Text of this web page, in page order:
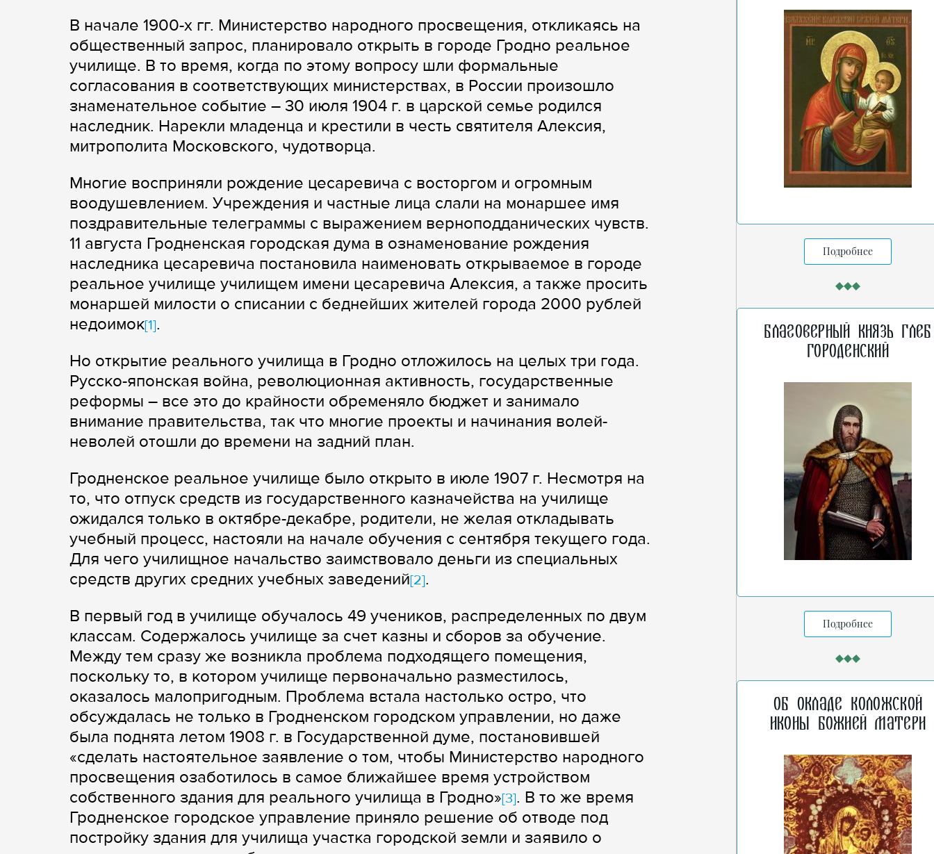
В начале 1900-х гг. Министерство народного просвещения, откликаясь на
общественный запрос, планировало открыть в городе Гродно реальное
училище. В то время, когда по этому вопросу шли формальные
согласования в соответствующих министерствах, в России произошло
знаменательное событие – 30 июля 1904 г. в царской семье родился
наследник. Нарекли младенца и крестили в честь святителя Алексия,
митрополита Московского, чудотворца.
Многие восприняли рождение цесаревича с восторгом и огромным
воодушевлением. Учреждения и частные лица слали на монаршее имя
поздравительные телеграммы с выражением верноподданических чувств.
11 августа Гродненская городская дума в ознаменование рождения
наследника цесаревича постановила наименовать открываемое в городе
реальное училище училищем имени цесаревича Алексия, а также просить
монаршей милости о списании с беднейших жителей города 2000 рублей
недоимок[1].
Но открытие реального училища в Гродно отложилось на целых три года.
Русско-японская война, революционная активность, государственные
реформы – все это до крайности обременяло бюджет и занимало
внимание правительства, так что многие проекты и начинания волей-
неволей отошли до времени на задний план.
Гродненское реальное училище было открыто в июле 1907 г. Несмотря на
то, что отпуск средств из государственного казначейства на училище
ожидался только в октябре-декабре, родители, не желая откладывать
учебный процесс, настояли на начале обучения с сентября текущего года.
Для чего училищное начальство заимствовало деньги из специальных
средств других средних учебных заведений[2].
В первый год в училище обучалось 49 учеников, распределенных по двум
классам. Содержалось училище за счет казны и сборов за обучение.
Между тем сразу же возникла проблема подходящего помещения,
поскольку то, в котором училище первоначально разместилось,
оказалось малопригодным. Проблема встала настолько остро, что
обсуждалась не только в Гродненском городском управлении, но даже
была поднята летом 1908 г. в Государственной думе, постановившей
«сделать настоятельное заявление о том, чтобы Министерство народного
просвещения озаботилось в самое ближайшее время устройством
собственного здания для реального училища в Гродно»[3]. В то же время
Гродненское городское управление приняло решение об отводе под
постройку здания для училища участка городской земли и заявило о
Подробнее
Благоверный князь Глеб
Городенский
Подробнее
Об окладе Коложской
иконы Божией Матери